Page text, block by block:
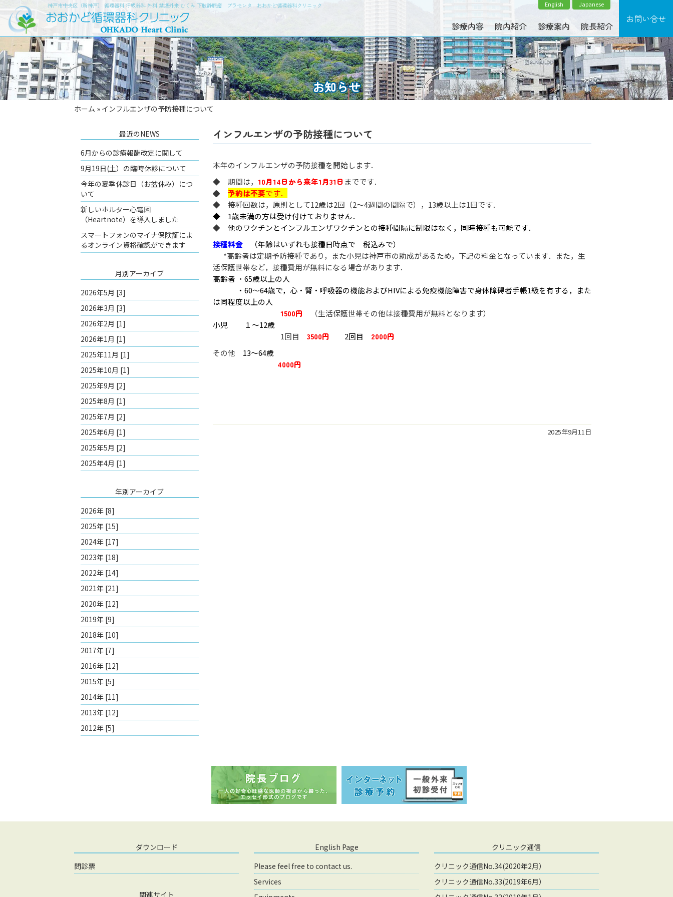
神戸市中央区（新神戸） 循環器科 呼吸器科 外科 禁煙外来 むくみ 下肢静脈瘤 プラセンタ おおかど循環器科クリニック
診療内容 院内紹介 診療案内 院長紹介
English Japanese
お知らせ
ホーム » インフルエンザの予防接種について
インフルエンザの予防接種について
本年のインフルエンザの予防接種を開始します．
◆ 期間は， 10月14日から来年1月31日 までです．
◆ 予約は不要です．
◆ 接種回数は，原則として12歳は2回（2～4週間の間隔で），13歳以上は1回です．
◆ 1歳未満の方は受け付けておりません．
◆ 他のワクチンとインフルエンザワクチンとの接種間隔に制限はなく，同時接種も可能です．
接種料金（年齢はいずれも接種日時点で 税込みで）
*高齢者は定期予防接種であり，また小児は神戸市の助成があるため，下記の料金となっています．また，生
活保護世帯など，接種費用が無料になる場合があります．
高齢者 ・ 65歳以上の人
・ 60～64歳で，心・腎・呼吸器の機能およびHIVによる免疫機能障害で身体障碍者手帳1級を有する，また
は同程度以上の人
1500円
（生活保護世帯その他は接種費用が無料となります）
小児 １～12歳
1回目 3500円 2回目 2000円
その他 13～64歳
4000円
2025年9月11日
最近のNEWS
6月からの診療報酬改定に関して
9月19日(土）の臨時休診について
今年の夏季休診日（お盆休み）につ
いて
新しいホルター心電図
（Heartnote）を導入しました
スマートフォンのマイナ保険証によ
るオンライン資格確認ができます
月別アーカイブ
2026年5月 [3]
2026年3月 [3]
2026年2月 [1]
2026年1月 [1]
2025年11月 [1]
2025年10月 [1]
2025年9月 [2]
2025年8月 [1]
2025年7月 [2]
2025年6月 [1]
2025年5月 [2]
2025年4月 [1]
年別アーカイブ
2026年 [8]
2025年 [15]
2024年 [17]
2023年 [18]
2022年 [14]
2021年 [21]
2020年 [12]
2019年 [9]
2018年 [10]
2017年 [7]
2016年 [12]
2015年 [5]
2014年 [11]
2013年 [12]
2012年 [5]
ダウンロード
問診票
関連サイト
English Page
Please feel free to contact us.
Services
クリニック通信
クリニック通信No.34(2020年2月）
クリニック通信No.33(2019年6月）